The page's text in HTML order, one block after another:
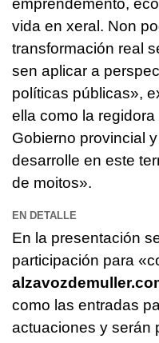
emprendemento,
vida en xeral. Non
transformación real
sen aplicar a
políticas públicas»,
ella como la
Gobierno provincial
desarrolle en este
de moitos».
EN DETALLE
En la presentación
participación para
como las entradas
actuaciones y serán